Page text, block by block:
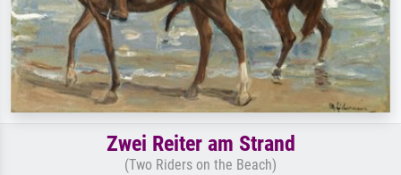
Zwei Reiter am Strand
(Two Riders on the Beach)